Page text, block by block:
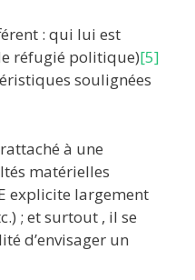
: qui lui est
réfugié politique)[5]
soulignées
à une
matérielles
explicite largement
; et surtout , il se
d’envisager un